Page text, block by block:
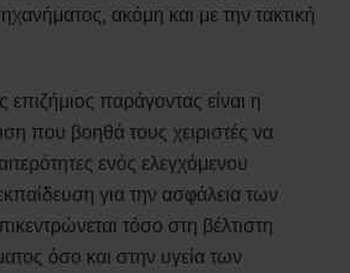
ακόμη και με την τακτική
επιζήμιος παράγοντας είναι η
που βοηθά τους χειριστές να
ενός ελεγχόμενου
για την ασφάλεια των
τόσο στη βέλτιστη
όσο και στην υγεία των